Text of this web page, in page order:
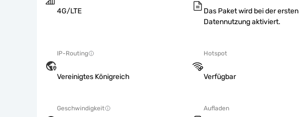
4G/LTE
Das Paket wird bei der ersten
Datennutzung aktiviert.
IP-Routing
Vereinigtes Königreich
Hotspot
Verfügbar
Geschwindigkeit Aufladen